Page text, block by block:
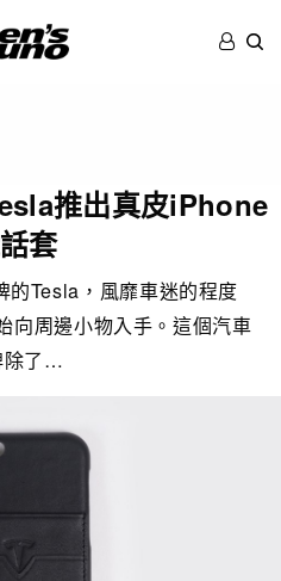
推出真皮iPhone
套
的Tesla，風靡車迷的程度
向周邊小物入手。這個汽車
除了…